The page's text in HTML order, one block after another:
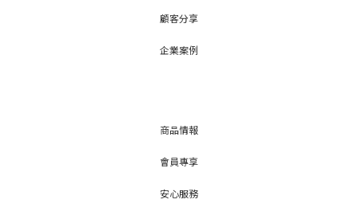
顧客分享
企業案例
商品情報
會員專享
安心服務